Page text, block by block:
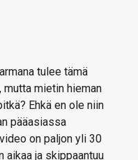
tulee tämä
mietin hieman
Ehkä en ole niin
pääasiassa
on paljon yli 30
aikaa ja skippaantuu